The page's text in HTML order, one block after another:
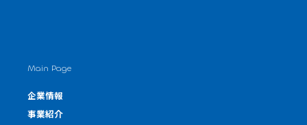
Main Page
企業情報
事業紹介